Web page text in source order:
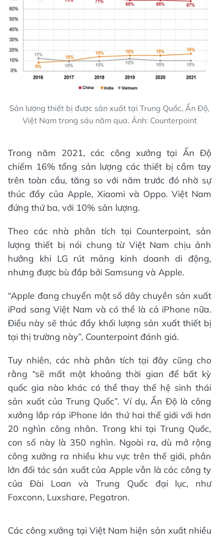
Sản lượng thiết bị được sản xuất tại Trung Quốc, Ấn Độ,
Việt Nam trong sáu năm qua. Ảnh: Counterpoint
Trong năm 2021, các công xưởng tại Ấn Độ
chiếm 16% tổng sản lượng các thiết bị cầm tay
trên toàn cầu, tăng so với năm trước đó nhờ sự
thúc đẩy của Apple, Xiaomi và Oppo. Việt Nam
đứng thứ ba, với 10% sản lượng.
Theo các nhà phân tích tại Counterpoint, sản
lượng thiết bị nói chung từ Việt Nam chịu ảnh
hưởng khi LG rút mảng kinh doanh di động,
nhưng được bù đắp bởi Samsung và Apple.
“Apple đang chuyển một số dây chuyền sản xuất
iPad sang Việt Nam và có thể là cả iPhone nữa.
Điều này sẽ thúc đẩy khối lượng sản xuất thiết bị
tại thị trường này”, Counterpoint đánh giá.
Tuy nhiên, các nhà phân tích tại đây cũng cho
rằng “sẽ mất một khoảng thời gian để bất kỳ
quốc gia nào khác có thể thay thế hệ sinh thái
sản xuất của Trung Quốc”. Ví dụ, Ấn Độ là công
xưởng lắp ráp iPhone lớn thứ hai thế giới với hơn
20 nghìn công nhân. Trong khi tại Trung Quốc,
con số này là 350 nghìn. Ngoài ra, dù mở rộng
công xưởng ra nhiều khu vực trên thế giới, phần
lớn đối tác sản xuất của Apple vẫn là các công ty
của Đài Loan và Trung Quốc đại lục, như
Foxconn, Luxshare, Pegatron.
Các công xưởng tại Việt Nam hiện sản xuất nhiều